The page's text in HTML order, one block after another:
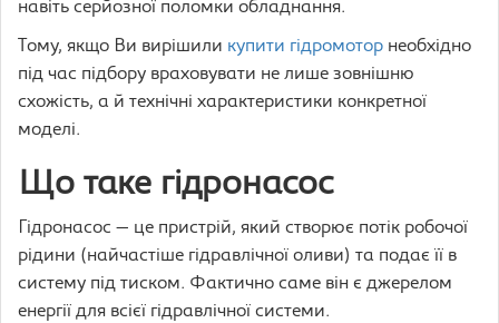
навіть серйозної поломки обладнання.
Тому, якщо Ви вирішили купити гідромотор необхідно
під час підбору враховувати не лише зовнішню
схожість, а й технічні характеристики конкретної
моделі.
Що таке гідронасос
Гідронасос — це пристрій, який створює потік робочої
рідини (найчастіше гідравлічної оливи) та подає її в
систему під тиском. Фактично саме він є джерелом
енергії для всієї гідравлічної системи.